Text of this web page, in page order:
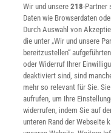
Widerruf
INFO
Mediadaten
Datenschutz
Nutzungsbedingungen
Cookie-Einstellungen
Utiq verwalten
Nutzungsbasierte
Alle Artikel
Wir und unsere218-Partner
Daten wie Browserdaten
Durch Auswahl von
die unter „Wir und unsere
bereitzustellen“
oder Widerruf Ihrer
deaktiviert sind, sind
mehr so relevant für Sie.
aufrufen, um Ihre
widerrufen, indem Sie auf
unteren Rand der Webseite